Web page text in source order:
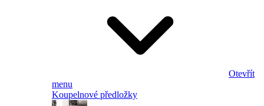
Otevřít
menu
Koupelnové předložky